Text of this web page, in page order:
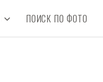
ПОИСК ПО ФОТО